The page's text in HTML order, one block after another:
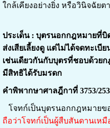
ใกล้เคียงอย่างยิ่ง หรือวินิจฉัย
ประเด็น : บุตรนอกกฎหมายที่บิ
ส่งเสียเลี้ยงดู แต่ไม่ได้จดทะเ
เช่นเดียวกันกับบุตรที่ชอบด้วย
มีสิทธิได้รับมรดก
คำพิพากษาศาลฎีกาที่ 3753/
โจทก์เป็นบุตรนอกกฎหมายข
ถือว่าโจทก์เป็นผู้สืบสันดานเห